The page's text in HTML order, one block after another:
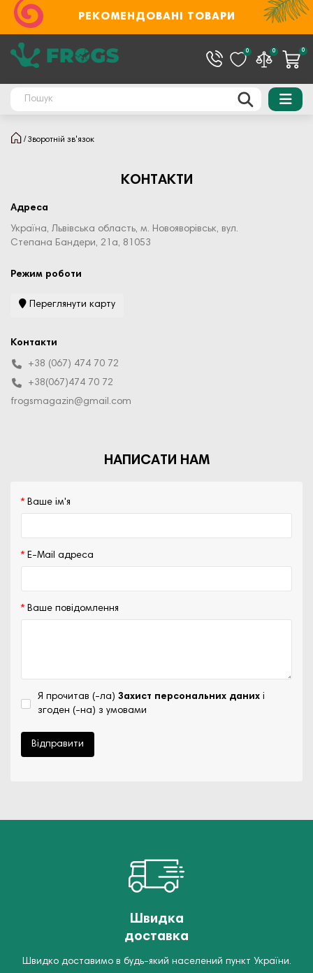
РЕКОМЕНДОВАНІ ТОВАРИ
0 0 0
Зворотній зв'язок
КОНТАКТИ
Адреса
Україна, Львівська область, м. Новояворівськ, вул.
Степана Бандери, 21а, 81053
Режим роботи
Переглянути карту
Контакти
+38 (067) 474 70 72
+38(067)474 70 72
frogsmagazin@gmail.com
НАПИСАТИ НАМ
Ваше ім'я
E-Mail адреса
Ваше повідомлення
Я прочитав (-ла) Захист персональних даних і
згоден (-на) з умовами
Відправити
Швидка
доставка
Швидко доставимо в будь-який населений пункт України.